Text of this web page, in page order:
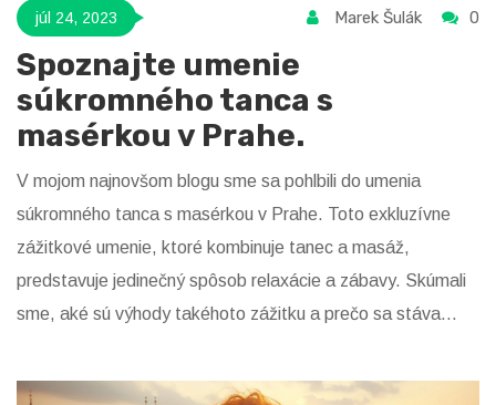
júl 24, 2023 Marek Šulák 0
Spoznajte umenie
súkromného tanca s
masérkou v Prahe.
V mojom najnovšom blogu sme sa pohlbili do umenia
súkromného tanca s masérkou v Prahe. Toto exkluzívne
zážitkové umenie, ktoré kombinuje tanec a masáž,
predstavuje jedinečný spôsob relaxácie a zábavy. Skúmali
sme, aké sú výhody takéhoto zážitku a prečo sa stáva
správnu masérku a čo očakávať zo súkromnej tanečnej